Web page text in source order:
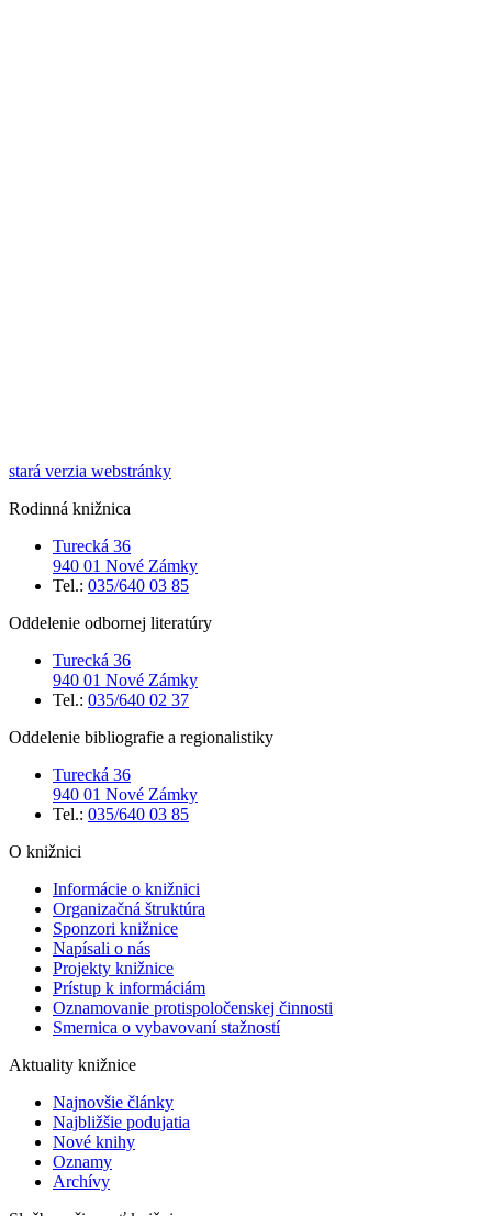
stará verzia webstránky
Rodinná knižnica
Turecká 36
940 01 Nové Zámky
Tel.: 035/640 03 85
Oddelenie odbornej literatúry
Turecká 36
940 01 Nové Zámky
Tel.: 035/640 02 37
Oddelenie bibliografie a regionalistiky
Turecká 36
940 01 Nové Zámky
Tel.: 035/640 03 85
O knižnici
Informácie o knižnici
Organizačná štruktúra
Sponzori knižnice
Napísali o nás
Projekty knižnice
Prístup k informáciám
Oznamovanie protispoločenskej činnosti
Smernica o vybavovaní stažností
Aktuality knižnice
Najnovšie články
Najbližšie podujatia
Nové knihy
Oznamy
Archívy